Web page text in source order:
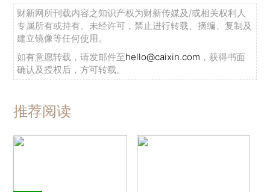
财新网所刊载内容之知识产权为财新传媒及/或相关权利人
专属所有或持有。未经许可，禁止进行转载、摘编、复制及
建立镜像等任何使用。
如有意愿转载，请发邮件至hello@caixin.com ，获得书面
确认及授权后，方可转载。
推荐阅读